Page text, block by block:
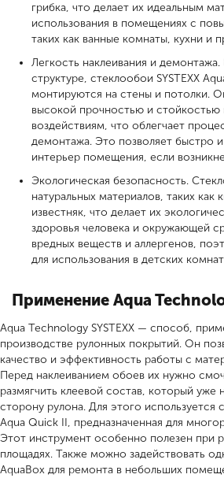
грибка, что делает их идеальным
использования в помещениях с
таких как ванные комнаты, кухни и
Легкость наклеивания и демонтажа.
структуре, стеклообои SYSTEXX
монтируются на стены и потолки.
высокой прочностью и стойкостью
воздействиям, что облегчает
демонтажа. Это позволяет быстро
интерьер помещения, если
Экологическая безопасность.
натуральных материалов, таких как
известняк, что делает их
здоровья человека и окружающей
вредных веществ и аллергенов,
для использования в детских
Применение Aqua
Aqua Technology SYSTEXX — способ,
производстве рулонных покрытий. Он
качество и эффективность работы с
Перед наклеиванием обоев их нужно
размягчить клеевой состав, который
сторону рулона. Для этого используется
Aqua Quick II, предназначенная для
Этот инструмент особенно полезен при
площадях. Также можно задействовать
AquaBox для ремонта в небольших